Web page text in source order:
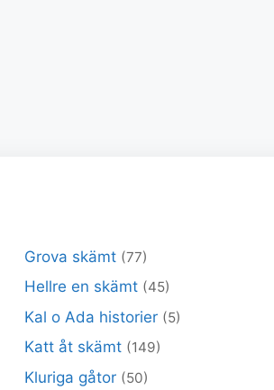
Grova skämt (77)
Hellre en skämt (45)
Kal o Ada historier (5)
Katt åt skämt (149)
Kluriga gåtor (50)